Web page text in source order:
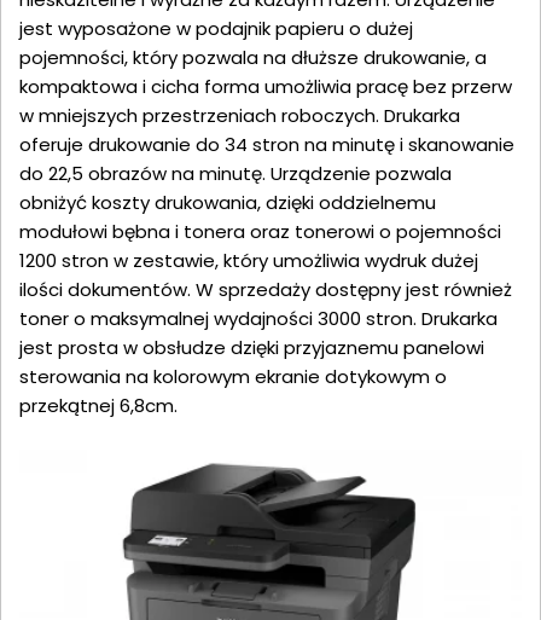
jest wyposażone w podajnik papieru o dużej
pojemności, który pozwala na dłuższe drukowanie, a
kompaktowa i cicha forma umożliwia pracę bez przerw
w mniejszych przestrzeniach roboczych. Drukarka
oferuje drukowanie do 34 stron na minutę i skanowanie
do 22,5 obrazów na minutę. Urządzenie pozwala
obniżyć koszty drukowania, dzięki oddzielnemu
modułowi bębna i tonera oraz tonerowi o pojemności
1200 stron w zestawie, który umożliwia wydruk dużej
ilości dokumentów. W sprzedaży dostępny jest również
toner o maksymalnej wydajności 3000 stron. Drukarka
jest prosta w obsłudze dzięki przyjaznemu panelowi
sterowania na kolorowym ekranie dotykowym o
przekątnej 6,8cm.